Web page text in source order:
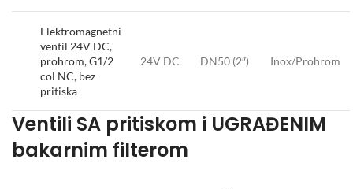
Elektromagnetni
ventil 24V DC,
prohrom, G1/2
col NC, bez
pritiska
24V DC DN50 (2″) Inox/Prohrom
Ventili SA pritiskom i UGRAĐENIM
bakarnim filterom